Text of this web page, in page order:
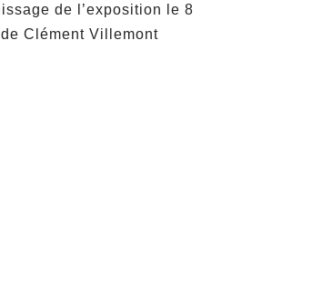
de l’exposition le 8
Clément Villemont